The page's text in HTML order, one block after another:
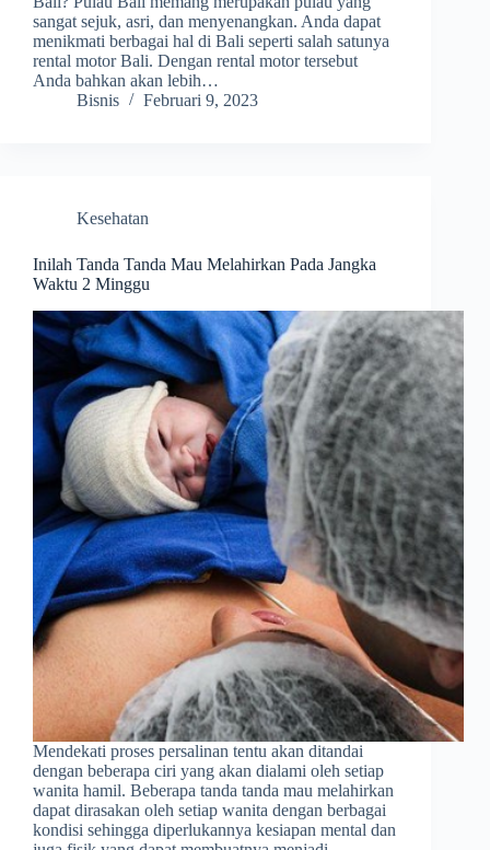
sangat sejuk, asri, dan menyenangkan. Anda dapat
menikmati berbagai hal di Bali seperti salah satunya
rental motor Bali. Dengan rental motor tersebut
Anda bahkan akan lebih…
Bisnis
Februari 9, 2023
Kesehatan
Inilah Tanda Tanda Mau Melahirkan Pada Jangka
Waktu 2 Minggu
Mendekati proses persalinan tentu akan ditandai
dengan beberapa ciri yang akan dialami oleh setiap
wanita hamil. Beberapa tanda tanda mau melahirkan
dapat dirasakan oleh setiap wanita dengan berbagai
kondisi sehingga diperlukannya kesiapan mental dan